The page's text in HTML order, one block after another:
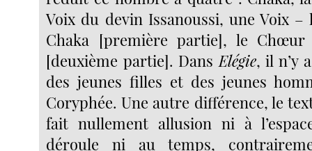
Voix du devin Issanoussi, une Voix –
Chaka [première partie], le
[deuxième partie]. Dans Elégie, il n’y
des jeunes filles et des jeunes
Coryphée. Une autre différence, le
fait nullement allusion ni à
déroule ni au temps,